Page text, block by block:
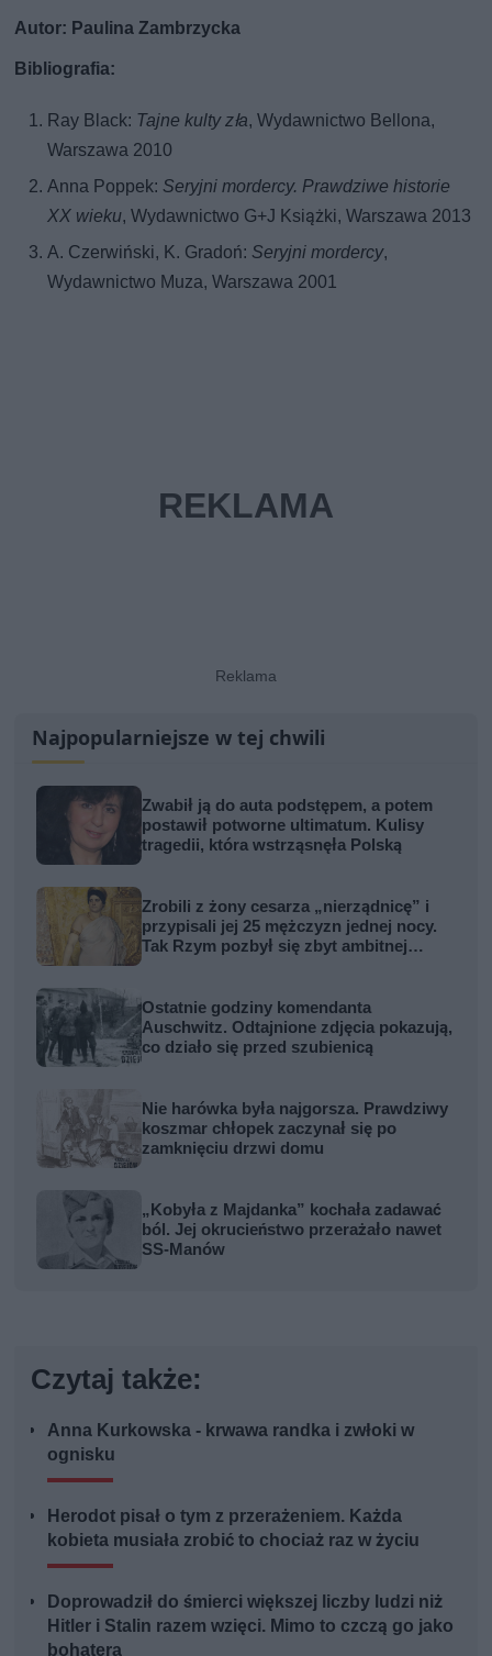
Autor: Paulina Zambrzycka
Bibliografia:
Ray Black: Tajne kulty zła, Wydawnictwo Bellona,
Warszawa 2010
Anna Poppek: Seryjni mordercy. Prawdziwe historie
XX wieku, Wydawnictwo G+J Książki, Warszawa 2013
A. Czerwiński, K. Gradoń: Seryjni mordercy,
Wydawnictwo Muza, Warszawa 2001
Najpopularniejsze w tej chwili
Zwabił ją do auta podstępem, a potem
postawił potworne ultimatum. Kulisy
tragedii, która wstrząsnęła Polską
Zrobili z żony cesarza „nierządnicę” i
przypisali jej 25 mężczyzn jednej nocy.
Tak Rzym pozbył się zbyt ambitnej
Ostatnie godziny komendanta
Auschwitz. Odtajnione zdjęcia pokazują,
co działo się przed szubienicą
Nie harówka była najgorsza. Prawdziwy
koszmar chłopek zaczynał się po
zamknięciu drzwi domu
„Kobyła z Majdanka” kochała zadawać
ból. Jej okrucieństwo przerażało nawet
SS-Manów
Czytaj także:
Anna Kurkowska - krwawa randka i zwłoki w
ognisku
Herodot pisał o tym z przerażeniem. Każda
kobieta musiała zrobić to chociaż raz w życiu
Doprowadził do śmierci większej liczby ludzi niż
Hitler i Stalin razem wzięci. Mimo to czczą go jako
bohatera